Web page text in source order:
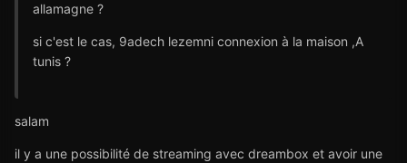
allamagne ?
si c'est le cas, 9adech lezemni connexion à la maison ,A
tunis ?
salam
il y a une possibilité de streaming avec dreambox et avoir une